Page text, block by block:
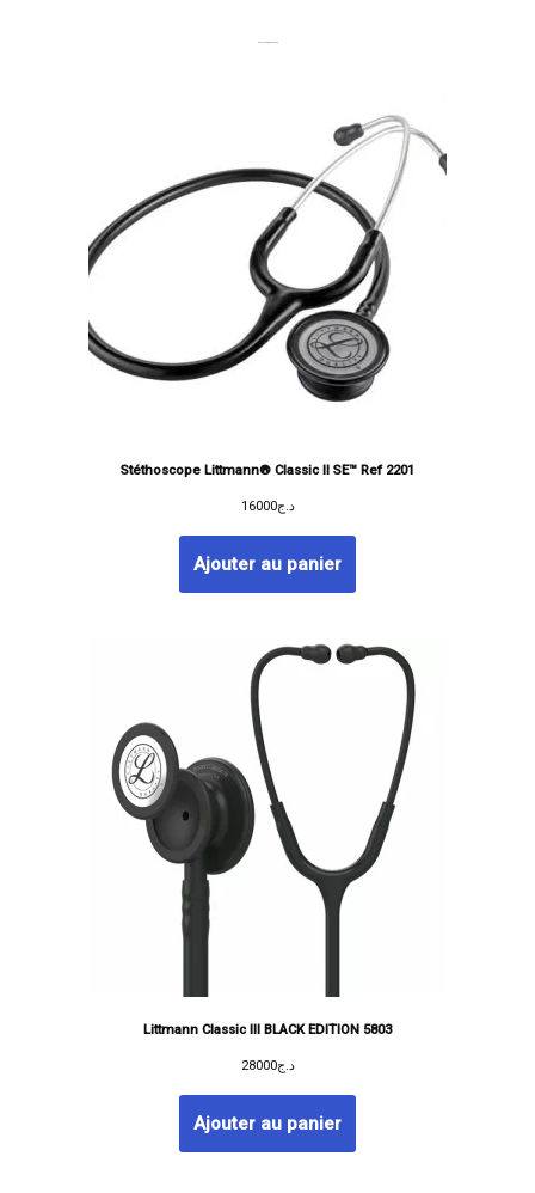
Stéthoscope Littmann® Classic II SE™ Ref 2201
د.ج16000
Ajouter au panier
Littmann Classic III BLACK EDITION 5803
د.ج28000
Ajouter au panier